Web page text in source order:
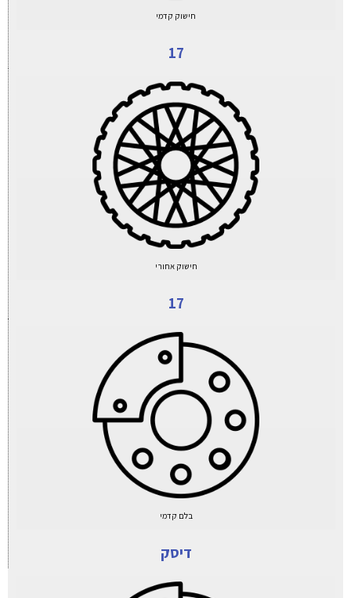
חישוק קדמי
17
חישוק אחורי
17
בלם קדמי
דיסק